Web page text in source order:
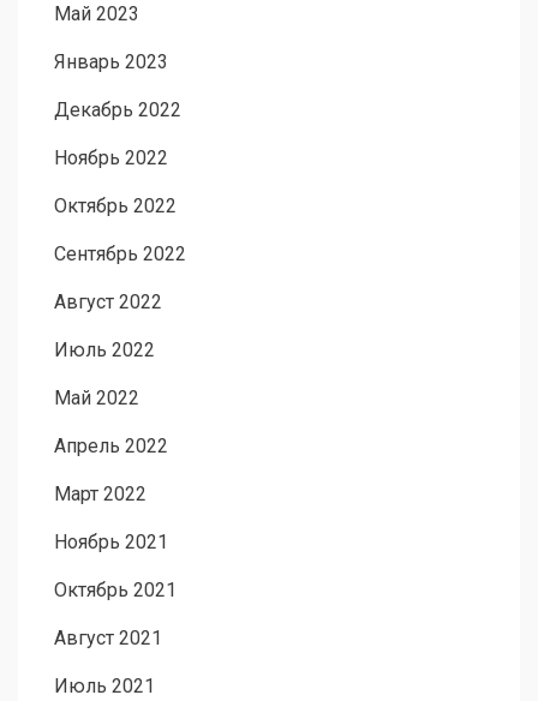
Май 2023
Январь 2023
Декабрь 2022
Ноябрь 2022
Октябрь 2022
Сентябрь 2022
Август 2022
Июль 2022
Май 2022
Апрель 2022
Март 2022
Ноябрь 2021
Октябрь 2021
Август 2021
Июль 2021